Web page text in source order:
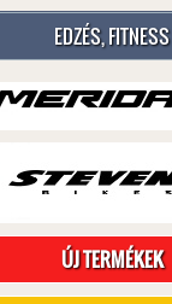
EDZÉS, FITNESS
ÚJ TERMÉKEK